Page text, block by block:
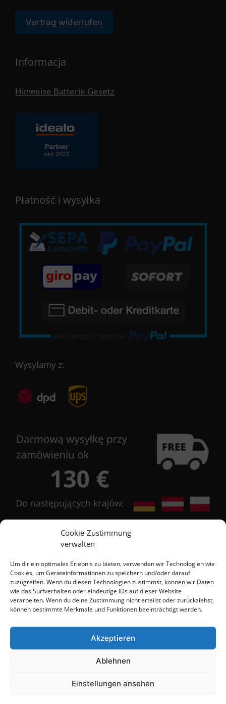
Cookie-Zustimmung
verwalten
Um dir ein optimales Erlebnis zu bieten, verwenden wir Technologien wie
Cookies, um Geräteinformationen zu speichern und/oder darauf
zuzugreifen. Wenn du diesen Technologien zustimmst, können wir Daten
wie das Surfverhalten oder eindeutige IDs auf dieser Website
verarbeiten. Wenn du deine Zustimmung nicht erteilst oder zurückziehst,
können bestimmte Merkmale und Funktionen beeinträchtigt werden.
Akzeptieren
Ablehnen
Einstellungen ansehen
Vertrag widerrufen
Informacja
Hinweise Batterie Gesetz
Płatność i wysyłka
Wysyłamy z:
Kontakt
+48 684 555 111